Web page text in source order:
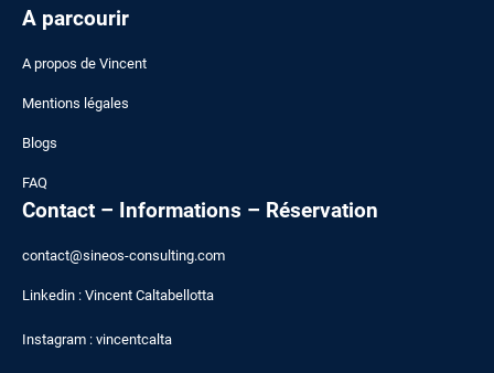
A parcourir
A propos de Vincent
Mentions légales
Blogs
FAQ
Contact – Informations – Réservation
contact@sineos-consulting.com
Linkedin : Vincent Caltabellotta
Instagram : vincentcalta